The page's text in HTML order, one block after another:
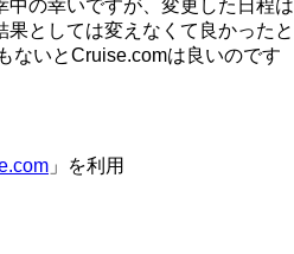
中の幸いですが、変更した日程は
としては変えなくて良かったと
ないとCruise.comは良いのです
」を利用